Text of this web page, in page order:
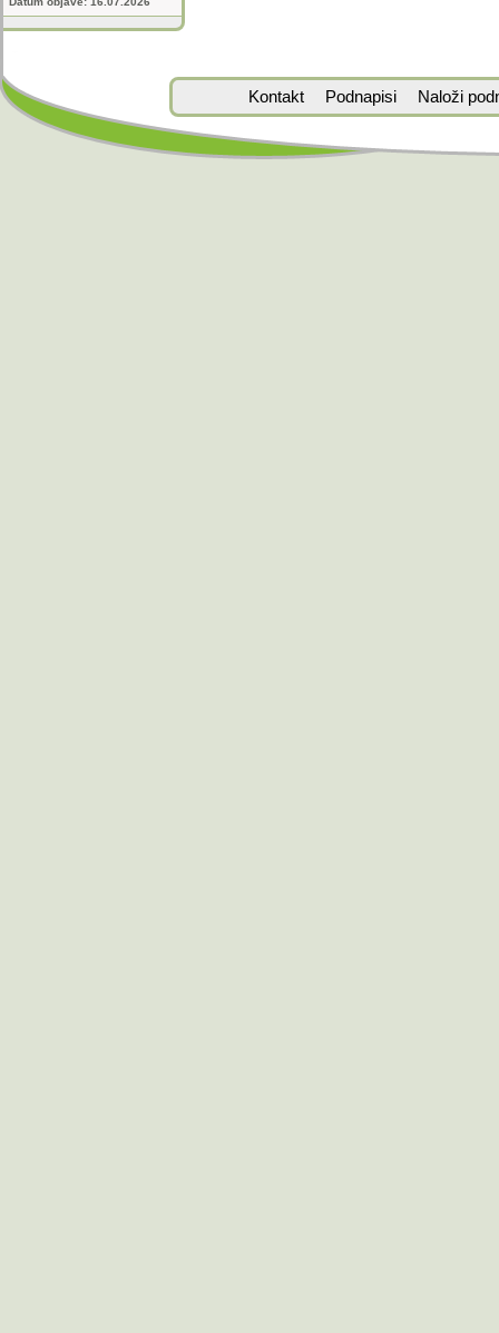
Kontakt Podnapisi Naloži